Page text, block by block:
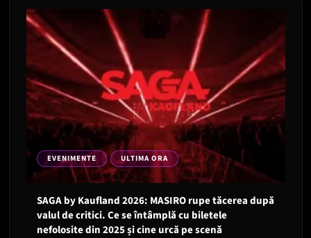
EVENIMENTE ULTIMA ORA
SAGA by Kaufland 2026: MASIRO rupe tăcerea după
valul de critici. Ce se întâmplă cu biletele
nefolosite din 2025 și cine urcă pe scenă